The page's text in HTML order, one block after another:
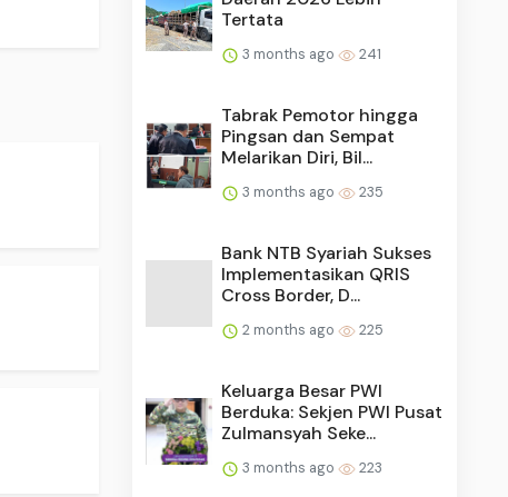
Tertata
3 months ago 241
Tabrak Pemotor hingga
Pingsan dan Sempat
Melarikan Diri, Bil...
3 months ago 235
Bank NTB Syariah Sukses
Implementasikan QRIS
Cross Border, D...
2 months ago 225
Keluarga Besar PWI
Berduka: Sekjen PWI Pusat
Zulmansyah Seke...
3 months ago 223